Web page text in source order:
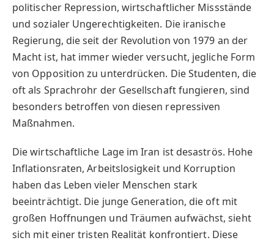
politischer Repression, wirtschaftlicher Missstände
und sozialer Ungerechtigkeiten. Die iranische
Regierung, die seit der Revolution von 1979 an der
Macht ist, hat immer wieder versucht, jegliche Form
von Opposition zu unterdrücken. Die Studenten, die
oft als Sprachrohr der Gesellschaft fungieren, sind
besonders betroffen von diesen repressiven
Maßnahmen.
Die wirtschaftliche Lage im Iran ist desaströs. Hohe
Inflationsraten, Arbeitslosigkeit und Korruption
haben das Leben vieler Menschen stark
beeinträchtigt. Die junge Generation, die oft mit
großen Hoffnungen und Träumen aufwächst, sieht
sich mit einer tristen Realität konfrontiert. Diese